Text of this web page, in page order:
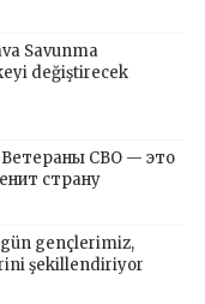
Savunma
değiştirecek
СВО — это
страну
gençlerimiz,
şekillendiriyor